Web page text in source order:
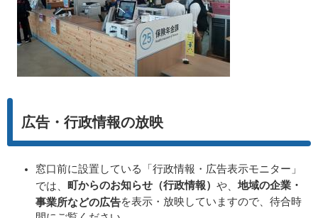
広告・行政情報の放映
窓口前に設置している「行政情報・広告表示モニター」
では、 町からのお知らせ（行政情報） や、 地域の企業・
事業所などの広告を表示・放映していますので、待合時